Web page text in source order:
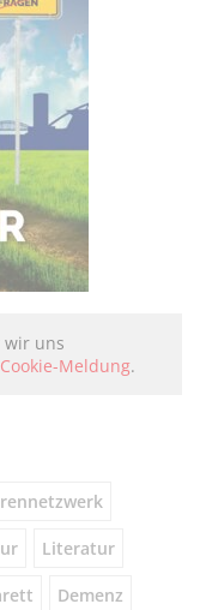
wir uns
Cookie-Meldung.
Literatur
Demenz